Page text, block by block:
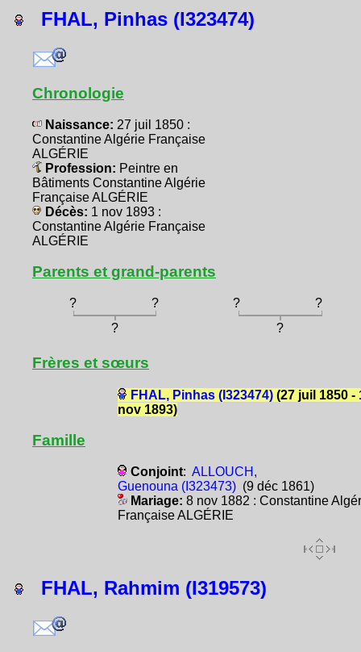
FHAL, Pinhas (I323474)
Chronologie
Naissance: 27 juil 1850 :
Constantine Algérie Française
ALGÉRIE
Profession: Peintre en
Bâtiments Constantine Algérie
Française ALGÉRIE
Décès: 1 nov 1893 :
Constantine Algérie Française
ALGÉRIE
Parents et grand-parents
? ? ?
?
?
?
Frères et sœurs
FHAL, Pinhas (I323474)(27 juil 1850 -
nov 1893)
Famille
Conjoint: ALLOUCH,
Guenouna (I323473)(9 déc 1861)
Mariage: 8 nov 1882 : Constantine
Française ALGÉRIE
FHAL, Rahmim (I319573)